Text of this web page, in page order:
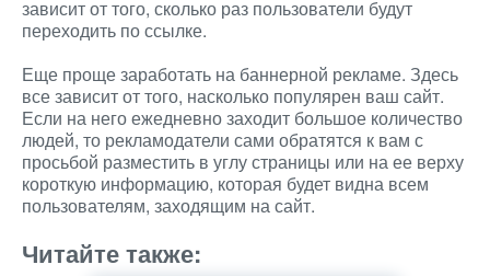
зависит от того, сколько раз пользователи будут
переходить по ссылке.
Еще проще заработать на баннерной рекламе. Здесь
все зависит от того, насколько популярен ваш сайт.
Если на него ежедневно заходит большое количество
людей, то рекламодатели сами обратятся к вам с
просьбой разместить в углу страницы или на ее верху
короткую информацию, которая будет видна всем
пользователям, заходящим на сайт.
Читайте также: